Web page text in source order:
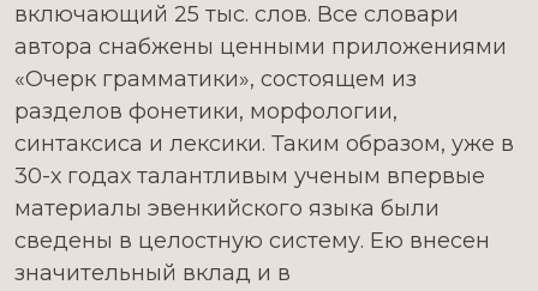
включающий 25 тыс. слов. Все словари
автора снабжены ценными приложениями
«Очерк грамматики», состоящем из
разделов фонетики, морфологии,
синтаксиса и лексики. Таким образом, уже в
30-х годах талантливым ученым впервые
материалы эвенкийского языка были
сведены в целостную систему. Ею внесен
значительный вклад и в